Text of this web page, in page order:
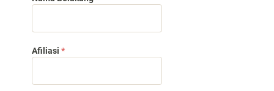
Afiliasi*Dibutuhkan